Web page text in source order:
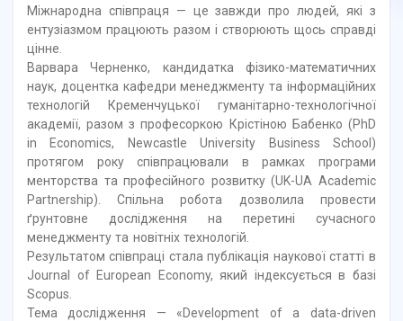
Міжнародна співпраця — це завжди про людей, які з
ентузіазмом працюють разом і створюють щось справді
цінне.
Варвара Черненко, кандидатка фізико-математичних
наук, доцентка кафедри менеджменту та інформаційних
технологій Кременчуцької гуманітарно-технологічної
академії, разом з професоркою Крістіною Бабенко (PhD
in Economics, Newcastle University Business School)
протягом року співпрацювали в рамках програми
менторства та професійного розвитку (UK-UА Academic
Partnership). Спільна робота дозволила провести
ґрунтовне дослідження на перетині сучасного
менеджменту та новітніх технологій.
Результатом співпраці стала публікація наукової статті в
Journal of European Economy, який індексується в базі
Scopus.
Тема дослідження — «Development of a data-driven